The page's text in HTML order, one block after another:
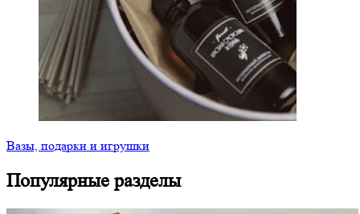
Вазы, подарки и игрушки
Популярные разделы